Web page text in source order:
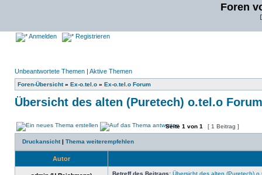
Foren
Anmelden Registrieren
Unbeantwortete Themen | Aktive Themen
Foren-Übersicht» Ex-o.tel.o » Ex-o.tel.o Forum
Übersicht des alten (Puretech) o.tel.o
Seite 1 von 1 [ 1 Beitrag ]
Druckansicht| Thema weiterempfehlen
Autor
Betreff des Beitrags: Übersicht des alten (Puretech)